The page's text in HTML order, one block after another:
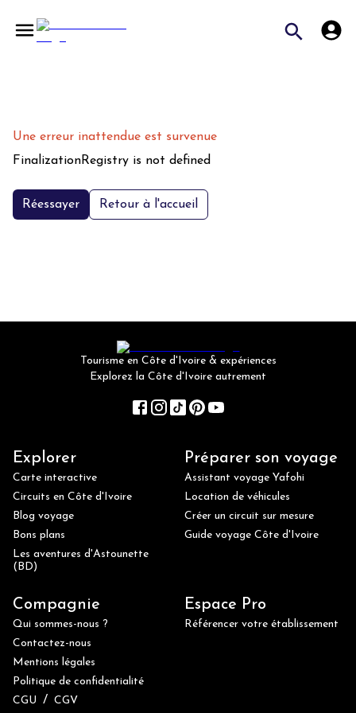
Une erreur inattendue est survenue
FinalizationRegistry is not defined
Réessayer Retour à l'accueil
Tourisme en Côte d'Ivoire & expériences
Explorez la Côte d'Ivoire autrement
Explorer
Carte interactive
Circuits en Côte d'Ivoire
Blog voyage
Bons plans
Les aventures d'Astounette
(BD)
Préparer son voyage
Assistant voyage Yafohi
Location de véhicules
Créer un circuit sur mesure
Guide voyage Côte d'Ivoire
Compagnie
Qui sommes-nous ?
Contactez-nous
Mentions légales
Politique de confidentialité
CGU / CGV
Espace Pro
Référencer votre établissement